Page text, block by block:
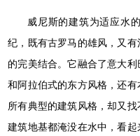
威尼斯的建筑为适应水
纪，既有古罗马的雄风，又
的完美结合。它融合了意大
和阿拉伯式的东方风格，还
所有典型的建筑风格，却又
建筑地基都淹没在水中，看起